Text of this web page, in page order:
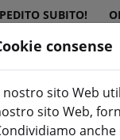
SUBITO!
(aktuelle Seite)
consense
nostro sito Web
sito Web,